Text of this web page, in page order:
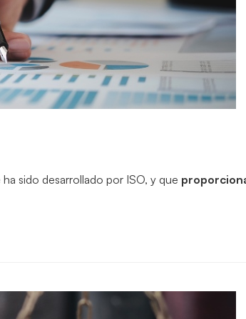
sido desarrollado por ISO, y que